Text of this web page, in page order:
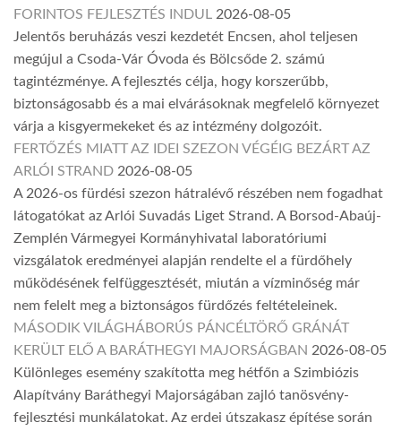
FORINTOS FEJLESZTÉS INDUL 2026-08-05
Jelentős beruházás veszi kezdetét Encsen, ahol teljesen
megújul a Csoda-Vár Óvoda és Bölcsőde 2. számú
tagintézménye. A fejlesztés célja, hogy korszerűbb,
biztonságosabb és a mai elvárásoknak megfelelő környezet
várja a kisgyermekeket és az intézmény dolgozóit.
FERTŐZÉS MIATT AZ IDEI SZEZON VÉGÉIG BEZÁRT AZ
ARLÓI STRAND 2026-08-05
A 2026-os fürdési szezon hátralévő részében nem fogadhat
látogatókat az Arlói Suvadás Liget Strand. A Borsod-Abaúj-
Zemplén Vármegyei Kormányhivatal laboratóriumi
vizsgálatok eredményei alapján rendelte el a fürdőhely
működésének felfüggesztését, miután a vízminőség már
nem felelt meg a biztonságos fürdőzés feltételeinek.
MÁSODIK VILÁGHÁBORÚS PÁNCÉLTÖRŐ GRÁNÁT
KERÜLT ELŐ A BARÁTHEGYI MAJORSÁGBAN 2026-08-05
Különleges esemény szakította meg hétfőn a Szimbiózis
Alapítvány Baráthegyi Majorságában zajló tanösvény-
fejlesztési munkálatokat. Az erdei útszakasz építése során